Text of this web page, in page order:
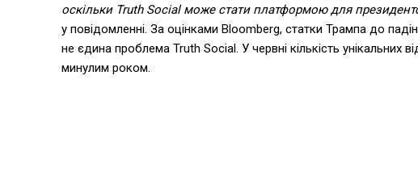
оскільки Truth Social може стати платформою для
у повідомленні. За оцінками Bloomberg, статки Трампа до
не єдина проблема Truth Social. У червні кількість унікальних
минулим роком.